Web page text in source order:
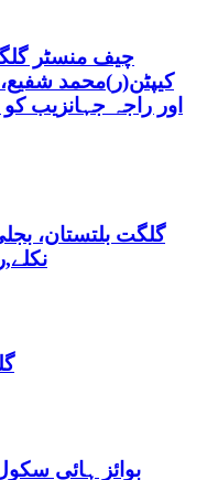
چیف منسٹر
کیپٹن(ر)محمد
اور راجہ جہانزیب
بوائز ہائی